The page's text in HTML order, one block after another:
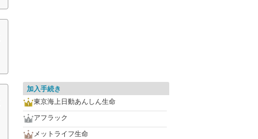
加入手続き
東京海上日動あんしん生命
アフラック
メットライフ生命